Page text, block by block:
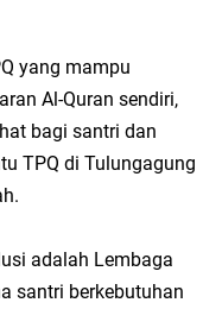
yang mampu
Al-Quran sendiri,
bagi santri dan
TPQ di Tulungagung
adalah Lembaga
santri berkebutuhan